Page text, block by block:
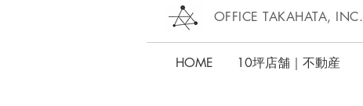
OFFICE TAKAHATA, INC.
HOME 10坪店舗｜不動産